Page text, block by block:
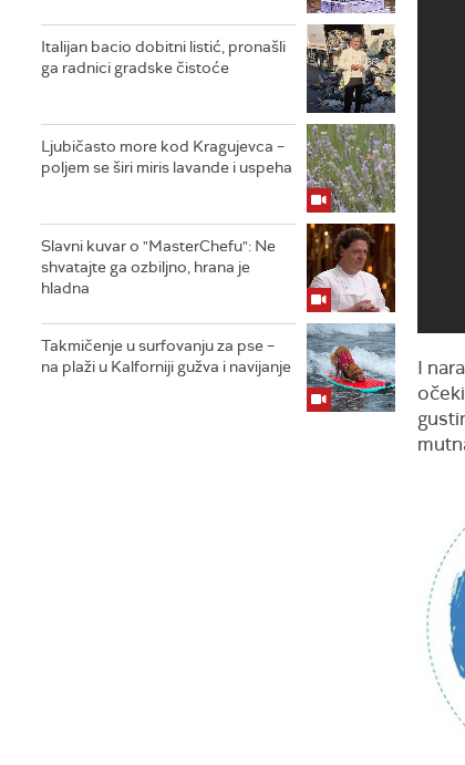
Italijan bacio dobitni listić, pronašli
ga radnici gradske čistoće
Ljubičasto more kod Kragujevca –
poljem se širi miris lavande i uspeha
Slavni kuvar o "MasterChefu": Ne
shvatajte ga ozbiljno, hrana je
hladna
Takmičenje u surfovanju za pse –
na plaži u Kalforniji gužva i navijanje
I